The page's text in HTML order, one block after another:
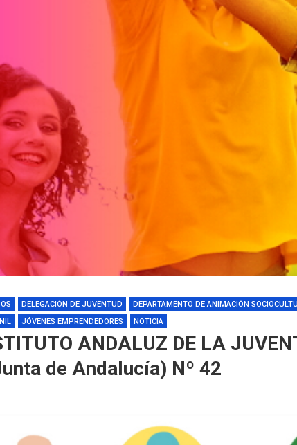
DELEGACIÓN DE JUVENTUD
DEPARTAMENTO DE ANIMACIÓN
JÓVENES EMPRENDEDORES NOTICIA
ANDALUZ DE LA
de Andalucía) Nº 42